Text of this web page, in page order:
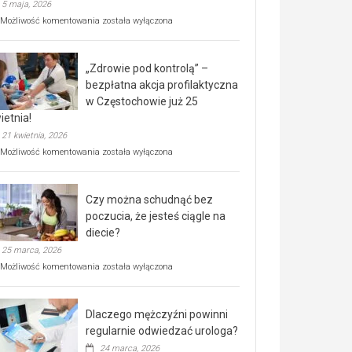
5 maja, 2026
Możliwość komentowania Rusza
rehabilitacji
dla
seniorów!
została wyłączona
„Zdrowie pod kontrolą” –
bezpłatna akcja profilaktyczna
w Częstochowie już 25
21 kwietnia, 2026
Możliwość komentowania „Zdrowie
bezpłatna
akcja
profilaktyczna
w
już
kwietnia!
została wyłączona
Czy można schudnąć bez
poczucia, że jesteś ciągle na
diecie?
25 marca, 2026
Możliwość komentowania Czy
poczucia,
że
została wyłączona
Dlaczego mężczyźni powinni
regularnie odwiedzać urologa?
24 marca, 2026